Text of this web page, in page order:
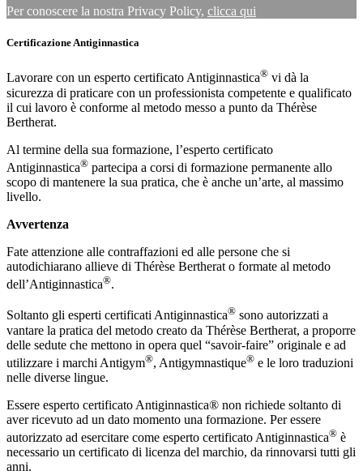
Per conoscere la nostra Privacy Policy, clicca qui
Certificazione Antiginnastica
Lavorare con un esperto certificato Antiginnastica® vi dà la
sicurezza di praticare con un professionista competente e qualificato
il cui lavoro è conforme al metodo messo a punto da Thérèse
Bertherat.
Al termine della sua formazione, l’esperto certificato
Antiginnastica® partecipa a corsi di formazione permanente allo
scopo di mantenere la sua pratica, che è anche un’arte, al massimo
livello.
Avvertenza
Fate attenzione alle contraffazioni ed alle persone che si
autodichiarano allieve di Thérèse Bertherat o formate al metodo
dell’Antiginnastica®.
Soltanto gli esperti certificati Antiginnastica® sono autorizzati a
vantare la pratica del metodo creato da Thérèse Bertherat, a proporre
delle sedute che mettono in opera quel “savoir-faire” originale e ad
utilizzare i marchi Antigym®, Antigymnastique® e le loro traduzioni
nelle diverse lingue.
Essere esperto certificato Antiginnastica® non richiede soltanto di
aver ricevuto ad un dato momento una formazione. Per essere
autorizzato ad esercitare come esperto certificato Antiginnastica® è
necessario un certificato di licenza del marchio, da rinnovarsi tutti gli
anni.